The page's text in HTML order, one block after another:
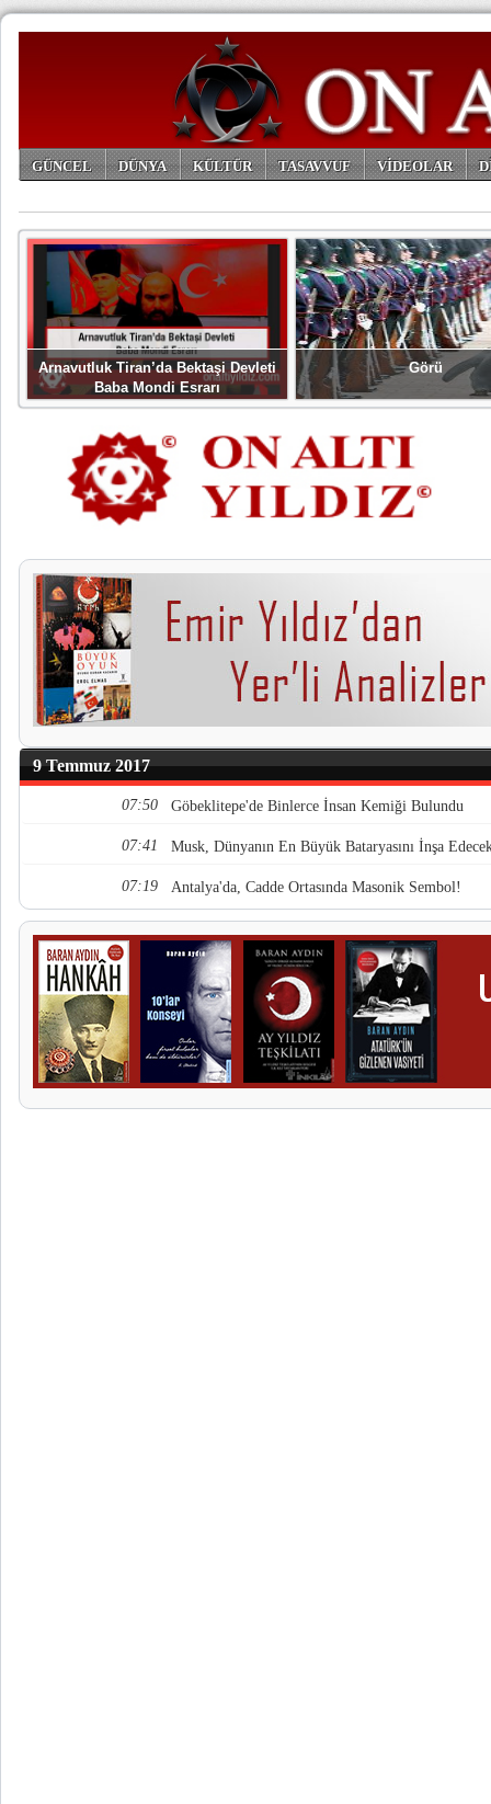
GÜNCEL DÜNYA KÜLTÜR TASAVVUF VİDEOLAR
Arnavutluk Tiran’da Bektaşi Devleti
Baba Mondi Esrarı
Görü
9 Temmuz 2017
07:50 Göbeklitepe'de Binlerce İnsan Kemiği Bulundu
07:41 Musk, Dünyanın En Büyük Bataryasını İnşa
07:19 Antalya'da, Cadde Ortasında Masonik Sembol!